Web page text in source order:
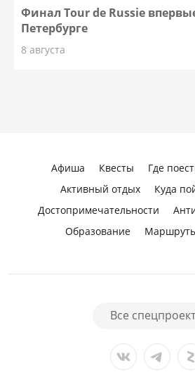
Финал Tour de Russie
Петербурге
8 августа
Афиша Квесты Где
Активный отдых
Куда
Достопримечательности
Образование
Все